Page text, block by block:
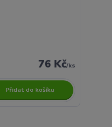
76 Kč/ks
Přidat do košíku